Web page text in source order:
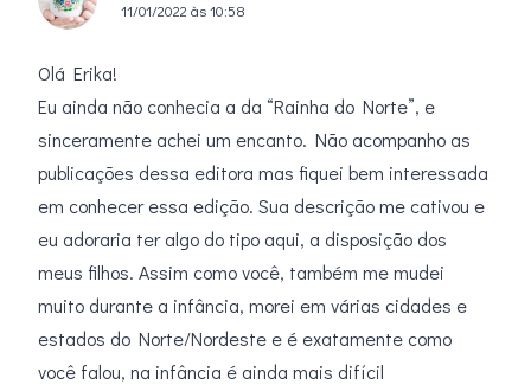
11/01/2022 às 10:58
Olá Erika!
Eu ainda não conhecia a da “Rainha do Norte”, e
sinceramente achei um encanto. Não acompanho as
publicações dessa editora mas fiquei bem interessada
em conhecer essa edição. Sua descrição me cativou e
eu adoraria ter algo do tipo aqui, a disposição dos
meus filhos. Assim como você, também me mudei
muito durante a infância, morei em várias cidades e
estados do Norte/Nordeste e é exatamente como
você falou, na infância é ainda mais difícil